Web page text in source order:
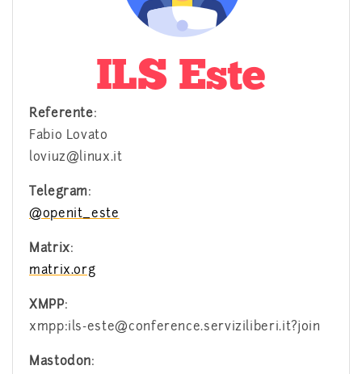
Referente:
Fabio Lovato
loviuz@linux.it
Telegram:
@openit_este
Matrix:
matrix.org
XMPP:
xmpp:ils-este@conference.serviziliberi.it?join
Mastodon: